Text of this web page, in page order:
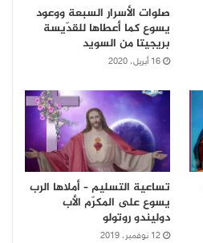
صلوات الأسرار السبعة ووعود
يسوع كما أعطاها للقدّيسة
بريجيتا من السويد
16 أبريل، 2020
تساعية التسليم – أملاها الرب
يسوع على المكرّم الأب
دوليندو روتولو
12 نوفمبر، 2019